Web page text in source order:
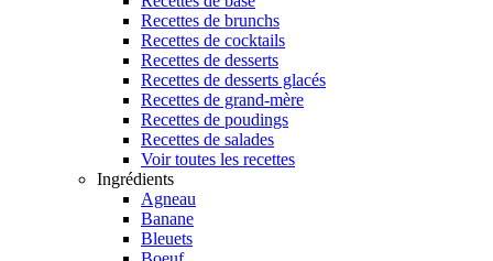
Recettes de brunchs
Recettes de cocktails
Recettes de desserts
Recettes de desserts glacés
Recettes de grand-mère
Recettes de poudings
Recettes de salades
Voir toutes les recettes
Ingrédients
Agneau
Banane
Bleuets